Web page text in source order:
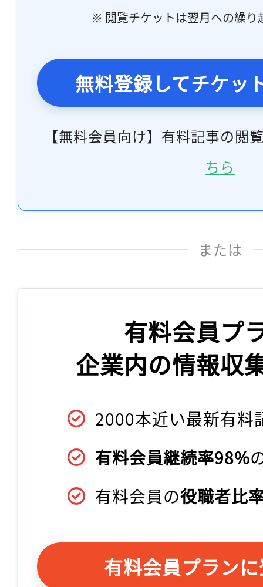
※ 閲覧チケットは翌月への繰り
無料登録してチケッ
【無料会員向け】有料記事の閲
ちら
または
有料会員プ
企業内の情報収
2000本近い最新有料
有料会員継続率98%
有料会員の役職者比
有料会員プラン